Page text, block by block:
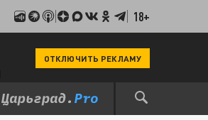
18+
ОТКЛЮЧИТЬ РЕКЛАМУ